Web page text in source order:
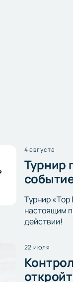
4 августа
Турнир
Турнир
настоящим
действии!
22 июля